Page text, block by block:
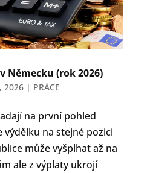
Německu (rok 2026)
2026| PRÁCE
na první pohled
výdělku na stejné pozici
může vyšplhat až na
ale z výplaty ukrojí